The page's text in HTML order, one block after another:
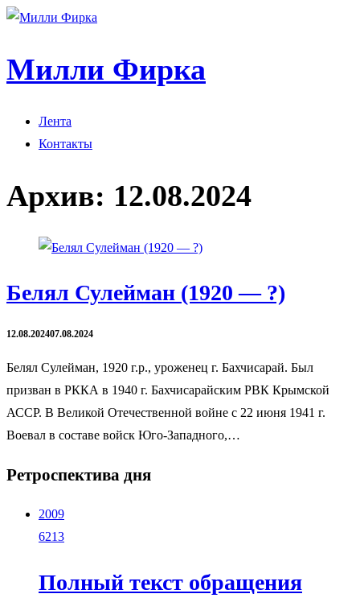
Милли Фирка
Лента
Контакты
Архив: 12.08.2024
Белял Сулейман (1920 — ?)
12.08.202407.08.2024
Белял Сулейман, 1920 г.р., уроженец г. Бахчисарай. Был
призван в РККА в 1940 г. Бахчисарайским РВК Крымской
АССР. В Великой Отечественной войне с 22 июня 1941 г.
Воевал в составе войск Юго-Западного,…
Ретроспектива дня
2009
6213
Полный текст обращения